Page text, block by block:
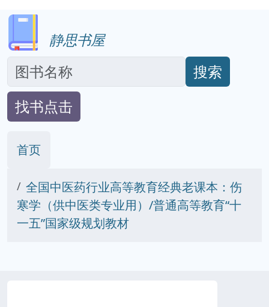
静思书屋
搜索
找书点击
首页
全国中医药行业高等教育经典老课本：伤
寒学（供中医类专业用）/普通高等教育“十
一五”国家级规划教材